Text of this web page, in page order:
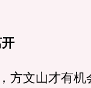
文山才有机